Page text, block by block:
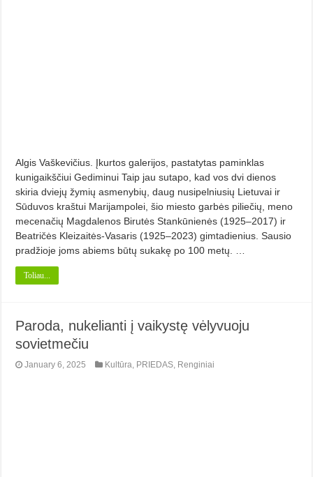
Algis Vaškevičius. Įkurtos galerijos, pastatytas paminklas
kunigaikščiui Gediminui Taip jau sutapo, kad vos dvi dienos
skiria dvie­jų žymių asmenybių, daug nusipelniusių Lietuvai ir
Sūduvos kraštui Marijampolei, šio miesto garbės piliečių, meno
mecenačių Magdalenos Birutės Stankūnienės (1925–2017) ir
Beatričės Kleizaitės-Vasaris (1925–2023) gimtadienius. Sausio
pradžioje joms abiems būtų sukakę po 100 metų. …
Toliau...
Paroda, nukelianti į vaikystę vėlyvuoju
sovietmečiu
January 6, 2025 Kultūra PRIEDAS Renginiai